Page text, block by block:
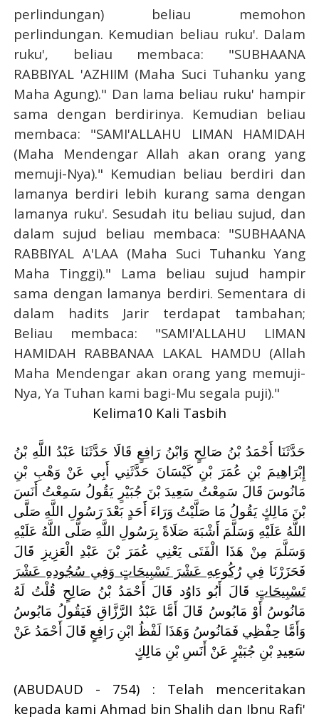
perlindungan) beliau memohon
perlindungan. Kemudian beliau ruku'. Dalam
ruku', beliau membaca: "SUBHAANA
RABBIYAL 'AZHIIM (Maha Suci Tuhanku yang
Maha Agung)." Dan lama beliau ruku' hampir
sama dengan berdirinya. Kemudian beliau
membaca: "SAMI'ALLAHU LIMAN HAMIDAH
(Maha Mendengar Allah akan orang yang
memuji-Nya)." Kemudian beliau berdiri dan
lamanya berdiri lebih kurang sama dengan
lamanya ruku'. Sesudah itu beliau sujud, dan
dalam sujud beliau membaca: "SUBHAANA
RABBIYAL A'LAA (Maha Suci Tuhanku Yang
Maha Tinggi)." Lama beliau sujud hampir
sama dengan lamanya berdiri. Sementara di
dalam hadits Jarir terdapat tambahan;
Beliau membaca: "SAMI'ALLAHU LIMAN
HAMIDAH RABBANAA LAKAL HAMDU (Allah
Maha Mendengar akan orang yang memuji-
Nya, Ya Tuhan kami bagi-Mu segala puji)."
Kelima10 Kali Tasbih
حَدَّثَنَا أَحْمَدُ بْنُ صَالِحٍ وَابْنُ رَافِعٍ قَالَا حَدَّثَنَا عَبْدُ اللَّهِ بْنُ
إِبْرَاهِيمَ بْنِ عُمَرَ بْنِ كَيْسَانَ حَدَّثَنِي أَبِي عَنْ وَهْبِ بْنِ
مَانُوسَ قَالَ سَمِعْتُ سَعِيدَ بْنَ جُبَيْرٍ يَقُولُ سَمِعْتُ أَنَسَ
بْنَ مَالِكٍ يَقُولُ مَا صَلَّيْتُ وَرَاءَ أَحَدٍ بَعْدَ رَسُولِ اللَّهِ صَلَّى
اللَّهُ عَلَيْهِ وَسَلَّمَ أَشْبَهَ صَلَاةً بِرَسُولِ اللَّهِ صَلَّى اللَّهُ عَلَيْهِ
وَسَلَّمَ مِنْ هَذَا الْفَتَى يَعْنِي عُمَرَ بْنَ عَبْدِ الْعَزِيزِ قَالَ
فَحَزَرْنَا فِيرُكُوعِهِ عَشْرَ تَسْبِيحَاتٍ وَفِي سُجُودِهِ عَشْرَ
تَسْبِيحَاتٍ قَالَ أَبُو دَاوُد قَالَ أَحْمَدُ بْنُ صَالِحٍ قُلْتُ لَهُ
مَانُوسُ أَوْ مَابُوسُ قَالَ أَمَّا عَبْدُ الرَّزَّاقِ فَيَقُولُ مَابُوسُ
وَأَمَّا حِفْظِي فَمَانُوسُ وَهَذَا لَفْظُ ابْنِ رَافِعٍ قَالَ أَحْمَدُ عَنْ
سَعِيدِ بْنِ جُبَيْرٍ عَنْ أَنَسِ بْنِ مَالِكٍ
(ABUDAUD - 754) : Telah menceritakan
kepada kami Ahmad bin Shalih dan Ibnu Rafi'